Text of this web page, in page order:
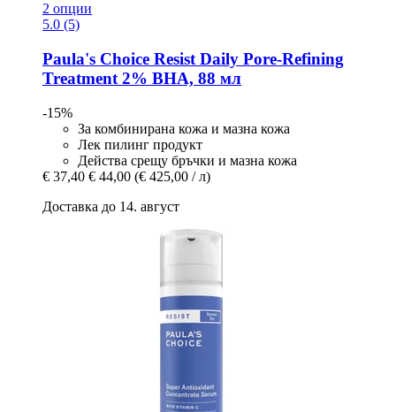
2 опции
5.0 (5)
Paula's Choice Resist Daily Pore-​Refining
Treatment 2% BHA, 88 мл
-15%
За комбинирана кожа и мазна кожа
Лек пилинг продукт
Действа срещу бръчки и мазна кожа
€ 37,40 € 44,00 (€ 425,00 / л)
Доставка до 14. август